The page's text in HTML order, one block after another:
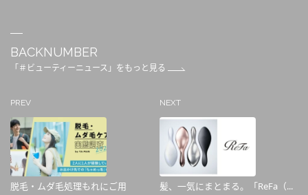
BACKNUMBER
「＃ビューティーニュース」をもっと見る
PREV
脱毛・ムダ毛処理もれにご用
NEXT
髪、一気にまとまる。「ReFa（...